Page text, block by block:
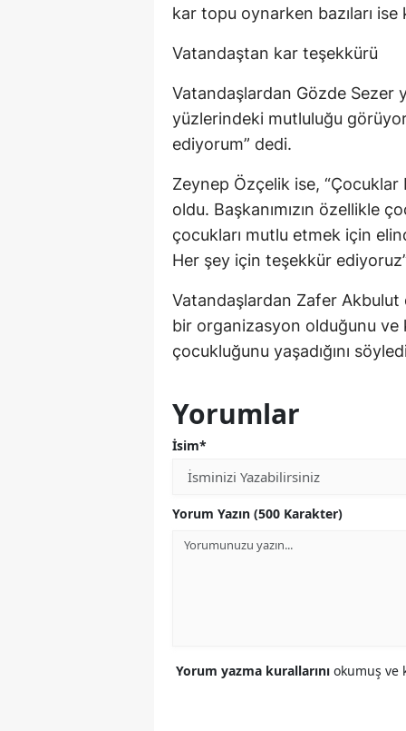
kar topu oynarken bazıları ise
Vatandaştan kar teşekkürü
Vatandaşlardan Gözde Sezer
yüzlerindeki mutluluğu
ediyorum” dedi.
Zeynep Özçelik ise,
oldu. Başkanımızın özellikle
çocukları mutlu etmek için
Her şey için teşekkür
Vatandaşlardan Zafer
bir organizasyon olduğunu
çocukluğunu yaşadığını
Yorumlar
İsim*
Yorum Yazın (500 Karakter)
Yorum yazma kurallarını okumuş ve